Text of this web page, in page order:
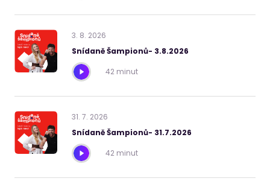
3. 8. 2026
Snídaně Šampionů- 3.8.2026
42 minut
31. 7. 2026
Snídaně Šampionů- 31.7.2026
42 minut